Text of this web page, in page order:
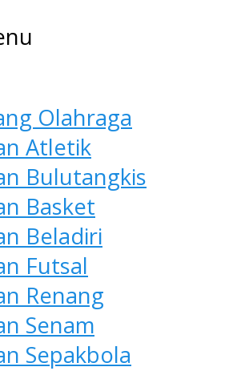
Olahraga
Atletik
Bulutangkis
Basket
Beladiri
Futsal
Renang
Senam
Sepakbola